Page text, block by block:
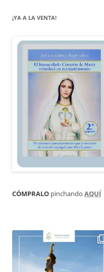
¡YA A LA VENTA!
CÓMPRALO pinchando AQUÍ